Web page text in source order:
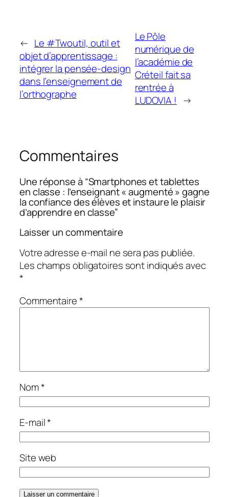
← Le #Twoutil, outil et
objet d’apprentissage :
intégrer la pensée-design
dans l’enseignement de
l’orthographe
Le Pôle
numérique de
l’académie de
Créteil fait sa
rentrée à
LUDOVIA ! →
Commentaires
Une réponse à “Smartphones et tablettes
en classe : l’enseignant « augmenté » gagne
la confiance des élèves et instaure le plaisir
d’apprendre en classe”
Laisser un commentaire
Votre adresse e-mail ne sera pas publiée.
Les champs obligatoires sont indiqués avec
*
Commentaire*
Nom*
E-mail*
Site web